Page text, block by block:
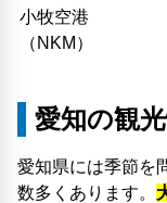
小牧空港
（NKM）
愛知の観
愛知県には季節を
数多くあります。